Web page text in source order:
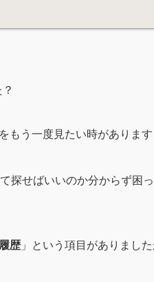
もう一度見たい時があります
探せばいいのか分からず困
歴」という項目がありまし